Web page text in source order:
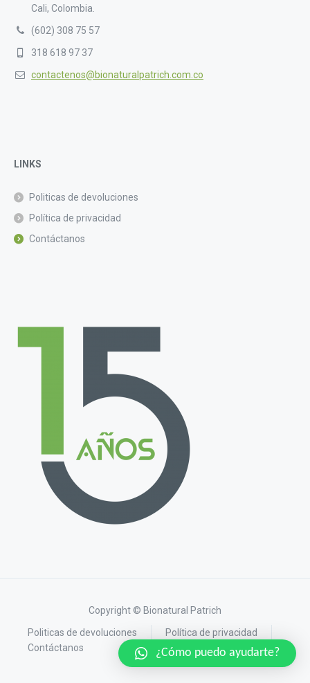
Cali, Colombia.
(602) 308 75 57
318 618 97 37
contactenos@bionaturalpatrich.com.co
LINKS
Politicas de devoluciones
Política de privacidad
Contáctanos
Copyright © Bionatural Patrich
Politicas de devoluciones
Política de privacidad
Contáctanos
¿Cómo puedo ayudarte?